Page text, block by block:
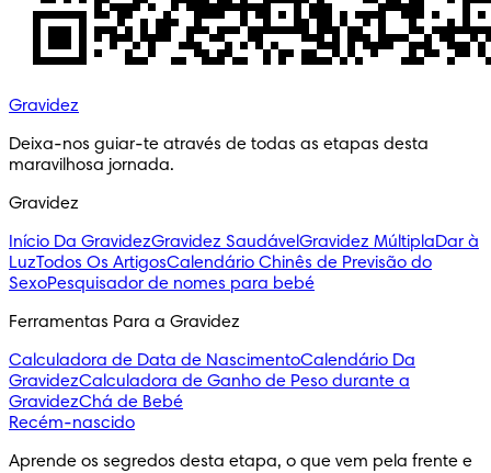
Gravidez
Deixa-nos guiar-te através de todas as etapas desta
maravilhosa jornada.
Gravidez
Início Da GravidezGravidez SaudávelGravidez MúltiplaDar à
LuzTodos Os ArtigosCalendário Chinês de Previsão do
SexoPesquisador de nomes para bebé
Ferramentas Para a Gravidez
Calculadora de Data de NascimentoCalendário Da
GravidezCalculadora de Ganho de Peso durante a
GravidezChá de Bebé
Recém-nascido
Aprende os segredos desta etapa, o que vem pela frente e